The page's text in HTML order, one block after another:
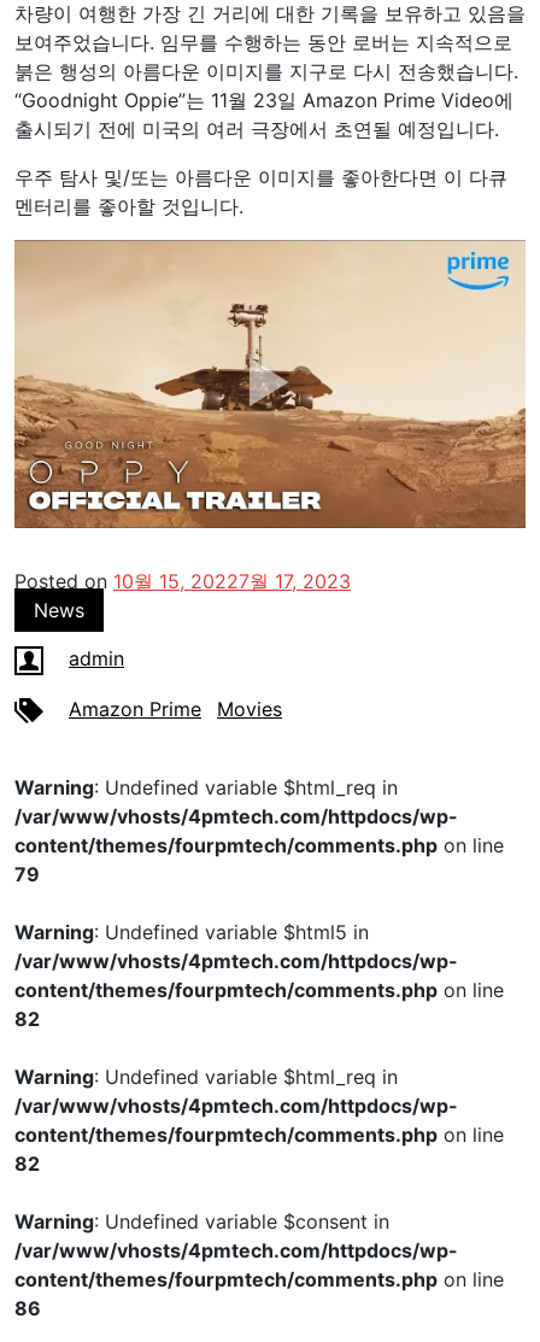
차량이 여행한 가장 긴 거리에 대한 기록을 보유하고 있음을
보여주었습니다. 임무를 수행하는 동안 로버는 지속적으로
붉은 행성의 아름다운 이미지를 지구로 다시 전송했습니다.
“Goodnight Oppie”는 11월 23일 Amazon Prime Video에
출시되기 전에 미국의 여러 극장에서 초연될 예정입니다.
우주 탐사 및/또는 아름다운 이미지를 좋아한다면 이 다큐
멘터리를 좋아할 것입니다.
Posted on 10월 15, 20227월 17, 2023
News
admin
Amazon Prime Movies
Warning: Undefined variable $html_req in
/var/www/vhosts/4pmtech.com/httpdocs/wp-
content/themes/fourpmtech/comments.php on line
79
Warning: Undefined variable $html5 in
/var/www/vhosts/4pmtech.com/httpdocs/wp-
content/themes/fourpmtech/comments.php on line
82
Warning: Undefined variable $html_req in
/var/www/vhosts/4pmtech.com/httpdocs/wp-
content/themes/fourpmtech/comments.php on line
82
Warning: Undefined variable $consent in
/var/www/vhosts/4pmtech.com/httpdocs/wp-
content/themes/fourpmtech/comments.php on line
86